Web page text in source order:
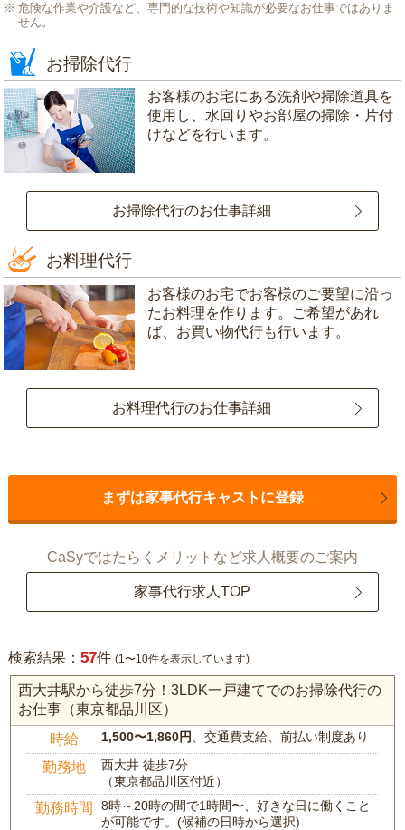
危険な作業や介護など、専門的な技術や知識が必要なお仕事ではありま
せん。
お掃除代行
お客様のお宅にある洗剤や掃除道具を
使用し、水回りやお部屋の掃除・片付
けなどを行います。
お掃除代行のお仕事詳細
お料理代行
お客様のお宅でお客様のご要望に沿っ
たお料理を作ります。ご希望があれ
ば、お買い物代行も行います。
お料理代行のお仕事詳細
まずは家事代行キャストに登録
CaSyではたらくメリットなど求人概要のご案内
家事代行求人TOP
検索結果： 57件 (1〜10件を表示しています)
西大井駅から徒歩7分！3LDK一戸建てでのお掃除代行の
お仕事（東京都品川区）
時給 1,500〜1,860円 、交通費支給、前払い制度あり
勤務地
西大井 徒歩7分
（東京都品川区付近）
勤務時間
8時～20時の間で1時間〜、好きな日に働くこと
が可能です。(候補の日時から選択)